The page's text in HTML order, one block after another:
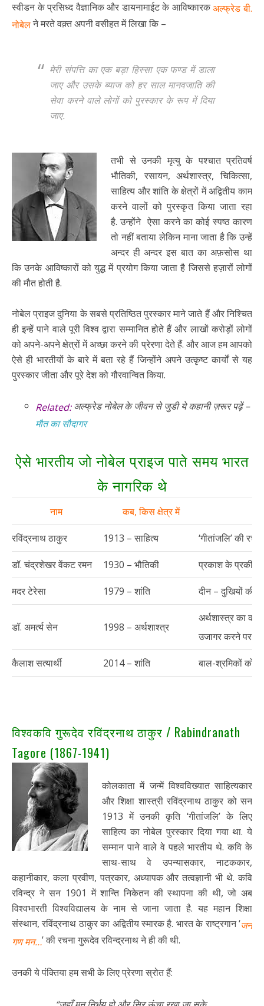
स्वीडन के प्रसिध्द वैज्ञानिक और डायनामाईट के आविष्कारकअल्फ्रेड बी.
नोबेलने मरते वक़्त अपनी वसीहत में लिखा कि –
मेरी संपत्ति का एक बड़ा हिस्सा एक फण्ड में डाला
जाए और उसके ब्याज को हर साल मानवजाति की
सेवा करने वाले लोगों को पुरस्कार के रूप में दिया
जाए.
तभी से उनकी मृत्यु के पश्चात प्रतिवर्ष
भौतिकी, रसायन, अर्थशास्त्र, चिकित्सा,
साहित्य और शांति के क्षेत्रों में अद्वितीय काम
करने वालों को पुरस्कृत किया जाता रहा
है. उन्होंने ऐसा करने का कोई स्पष्ठ कारण
तो नहीं बताया लेकिन माना जाता है कि उन्हें
अन्दर ही अन्दर इस बात का अफ़सोस था
कि उनके आविष्कारों को युद्ध में प्रयोग किया जाता है जिससे हज़ारों लोगों
की मौत होती है.
नोबेल प्राइज दुनिया के सबसे प्रतिष्ठित पुरस्कार माने जाते हैं और निश्चित
ही इन्हें पाने वाले पूरी विश्व द्वारा सम्मानित होते हैं और लाखों करोड़ों लोगों
को अपने-अपने क्षेत्रों में अच्छा करने की प्रेरणा देते हैं. और आज हम आपको
ऐसे ही भारतीयों के बारे में बता रहे हैं जिन्होंने अपने उत्कृष्ट कार्यों से यह
पुरस्कार जीता और पूरे देश को गौरवान्वित किया.
Related:अल्फ्रेड नोबेल के जीवन से जुडी ये कहानी ज़रूर पढ़ें –
मौत का सौदागर
ऐसे भारतीय जो नोबेल प्राइज पाते समय भारत
के नागरिक थे
नाम कब, किस क्षेत्र में
रविंद्रनाथ ठाकुर 1913 – साहित्य ‘गीतांजलि’ की
डॉ. चंद्रशेखर वेंकट रमन 1930 – भौतिकी प्रकाश के
मदर टेरेसा 1979 – शांति दीन – दुखियों की
डॉ. अमर्त्य सेन 1998 – अर्थशाश्त्र
अर्थशास्त्र का
उजागर करने पर
कैलाश सत्यार्थी 2014 – शांति बाल-श्रमिकों को
विश्वकवि गुरूदेव रविंद्रनाथ ठाकुर / Rabindranath
Tagore (1867-1941)
कोलकाता में जन्में विश्वविख्यात साहित्यकार
और शिक्षा शास्त्री रविंद्रनाथ ठाकुर को सन
1913 में उनकी कृति ‘गीतांजलि’ के लिए
साहित्य का नोबेल पुरस्कार दिया गया था. ये
सम्मान पाने वाले वे पहले भारतीय थे. कवि के
साथ-साथ वे उपन्यासकार, नाटककार,
कहानीकार, कला प्रवीण, पत्रकार, अध्यापक और तत्वज्ञानी भी थे. कवि
रविन्द्र ने सन 1901 में शान्ति निकेतन की स्थापना की थी, जो अब
विश्वभारती विश्वविद्यालय के नाम से जाना जाता है. यह महान शिक्षा
संस्थान, रविंद्रनाथ ठाकुर का अद्वितीय स्मारक है. भारत के राष्ट्रगान ‘जन
गण मन…’ की रचना गुरूदेव रविन्द्रनाथ ने ही की थी.
उनकी ये पंक्तिया हम सभी के लिए प्रेरणा स्रोत हैं: